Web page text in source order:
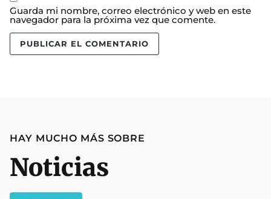
Guarda mi nombre, correo electrónico y web en este
navegador para la próxima vez que comente.
HAY MUCHO MÁS SOBRE
Noticias